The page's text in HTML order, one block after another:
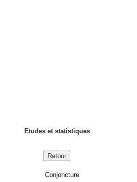
Etudes et statistiques
Retour
Conjoncture